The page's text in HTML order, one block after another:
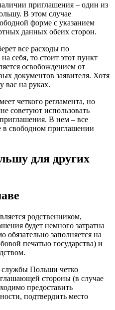
приглашения – один из
В этом случае
форме с указанием
данных обеих сторон.
все расходы по
себя, то стоит этот пункт
освобождением от
документов заявителя. Хотя
вас на руках.
четкого регламента, но
советуют использовать
В нем – все
свободном приглашении
для других
родственником,
будет немного затратна
заполняется на
печатью государства) и
Польши четко
стороны (в случае
предоставить
подтвердить место